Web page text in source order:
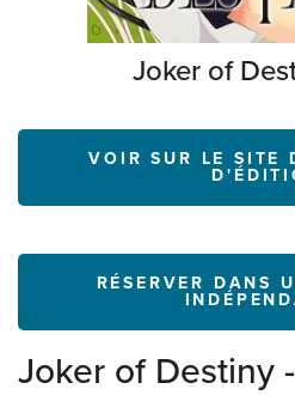
Joker of
VOIR SUR LE SITE
RÉSERVER DANS
Joker of Destiny